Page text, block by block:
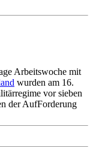
Arbeitswoche mit
wurden am 16.
vor sieben
der AufForderung